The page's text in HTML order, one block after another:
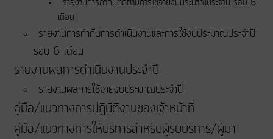
เดือน
รายงานการกำกับการดำเนินงานและการใช้งบประมาณประจำปี
รอบ 6 เดือน
รายงานผลการดำเนินงานประจำปี
รายงานผลการใช้จ่ายงบประมาณประจำปี
คู่มือ/แนวทางการปฏิบัติงานของเจ้าหน้าที่
คู่มือ/แนวทางการให้บริการสำหรับผู้รับบริการ/ผู้มา